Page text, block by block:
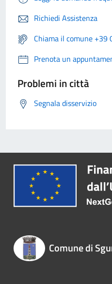
Richiedi Assistenza
Chiama il comune
Prenota un
Problemi in città
Segnala disservizio
Comune di